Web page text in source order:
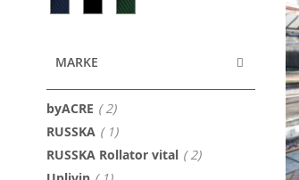
MARKE
byACRE 2Artikel
RUSSKA 1Artikel
RUSSKA Rollator vital 2Artikel